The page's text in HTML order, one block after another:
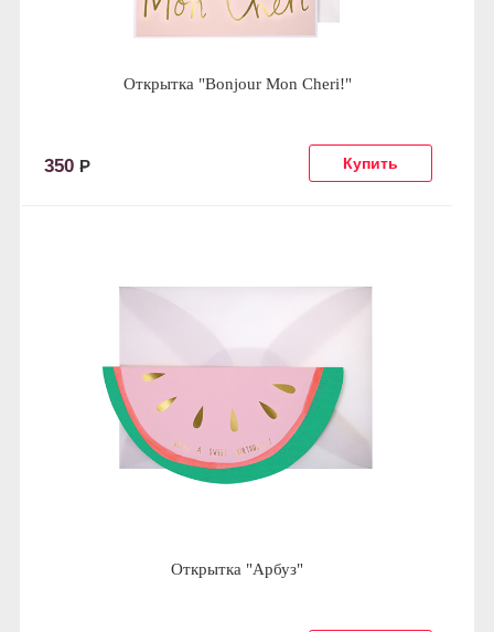
Открытка "Bonjour Mon Cheri!"
350 Р
Открытка "Арбуз"